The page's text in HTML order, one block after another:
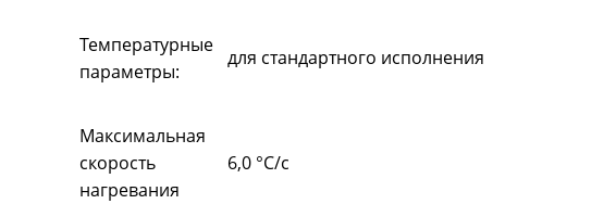
Температурные
параметры:
для стандартного исполнения
Максимальная
скорость
нагревания
6,0 °C/с